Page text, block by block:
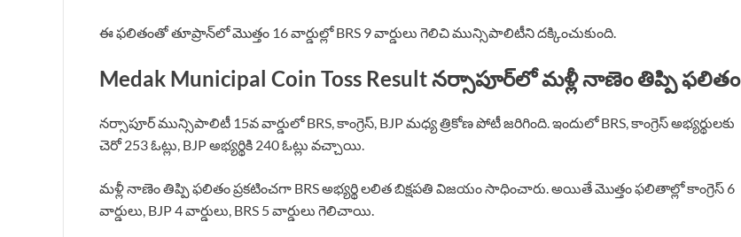
ఈ ఫలితంతో తూప్రాన్‌లో మొత్తం 16 వార్డుల్లో BRS 9 వార్డులు గెలిచి మున్సిపాలిటీని దక్కించుకుంది.
Medak Municipal Coin Toss Result నర్సాపూర్‌లో మళ్లీ నాణెం తిప్పి ఫలితం
నర్సాపూర్ మున్సిపాలిటీ 15వ వార్డులో BRS, కాంగ్రెస్, BJP మధ్య త్రికోణ పోటీ జరిగింది. ఇందులో BRS, కాంగ్రెస్ అభ్యర్థులకు
చెరో 253 ఓట్లు, BJP అభ్యర్థికి 240 ఓట్లు వచ్చాయి.
మళ్లీ నాణెం తిప్పి ఫలితం ప్రకటించగా BRS అభ్యర్థి లలిత బిక్షపతి విజయం సాధించారు. అయితే మొత్తం ఫలితాల్లో కాంగ్రెస్ 6
వార్డులు, BJP 4 వార్డులు, BRS 5 వార్డులు గెలిచాయి.